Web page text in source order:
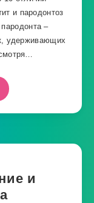
и пародонтоз
–
удерживающих
и